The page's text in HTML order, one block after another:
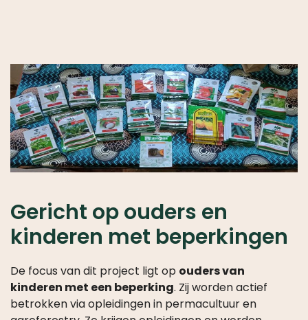
Gericht op ouders en
kinderen met beperkingen
De focus van dit project ligt op ouders van
kinderen met een beperking. Zij worden actief
betrokken via opleidingen in permacultuur en